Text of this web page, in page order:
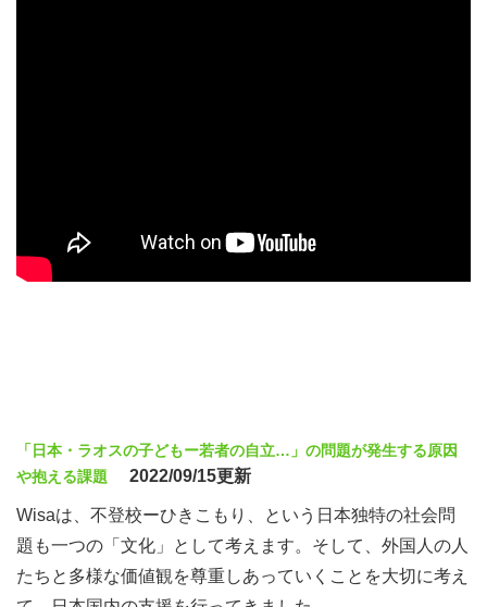
「日本・ラオスの子どもー若者の自立…」の問題が発生する原因
や抱える課題
2022/09/15更新
Wisaは、不登校ーひきこもり、という日本独特の社会問
題も一つの「文化」として考えます。そして、外国人の人
たちと多様な価値観を尊重しあっていくことを大切に考え